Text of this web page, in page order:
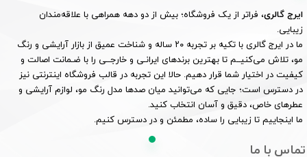
ایرج گالری، فراتر از یک فروشگاه؛ بیش از دو دهه همراهی با علاقه‌مندان
زیبایی.
ما در ایرج گالری با تکیه بر تجربه ۲۰ ساله و شناخت عمیق از بازار آرایشی و رنگ
مو، تلاش می‌کنیــم تا بهترین برندهای ایرانـی و خارجــی را با ضـمانت اصالت و
کیفیت در اختیار شما قرار دهیم. حالا این تجربه در قالب فروشگاه اینترنتی نیز
در دسترس است؛ جایی که می‌توانید میان صدها مدل رنگ مو، لوازم آرایشی و
عطرهای خاص، دقیق و آسان انتخاب کنید.
ما اینجاییم تا زیبایی را ساده، مطمئن و در دسترس کنیم.
تماس با ما